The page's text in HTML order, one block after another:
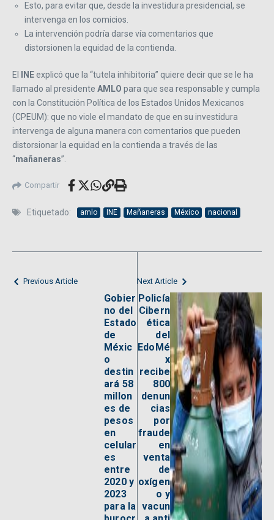
Esto, para evitar que, desde la investidura presidencial, se
intervenga en los comicios.
La intervención podría darse vía comentarios que
distorsionen la equidad de la contienda.
El INEexplicó que la “tutela inhibitoria” quiere decir que se le ha
llamado al presidente AMLO para que sea responsable y cumpla
con la Constitución Política de los Estados Unidos Mexicanos
(CPEUM): que no viole el mandato de que en su investidura
intervenga de alguna manera con comentarios que pueden
distorsionar la equidad en la contienda a través de las
“mañaneras”.
Compartir
Etiquetado: amlo INE Mañaneras México nacional
Previous Article
Gobier
no del
Estado
de
Méxic
o
destin
ará 58
millon
es de
pesos
en
celular
es
entre
2020 y
2023
para la
Next Article
Policía
Cibern
ética
del
EdoMé
x
recibe
800
denun
cias
por
fraude
en
venta
de
oxígen
o y
vacun